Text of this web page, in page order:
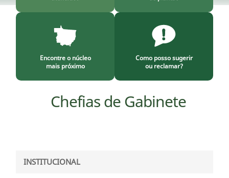
Encontre o núcleo
mais próximo
Como posso sugerir
ou reclamar?
Chefias de Gabinete
INSTITUCIONAL